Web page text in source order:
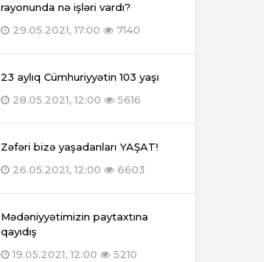
rayonunda nə işləri vardı?
29.05.2021, 17:00
7140
23 aylıq Cümhuriyyətin 103 yaşı
28.05.2021, 12:00
5616
Zəfəri bizə yaşadanları YAŞAT!
26.05.2021, 12:00
6603
Mədəniyyətimizin paytaxtına
qayıdış
19.05.2021, 12:00
5210